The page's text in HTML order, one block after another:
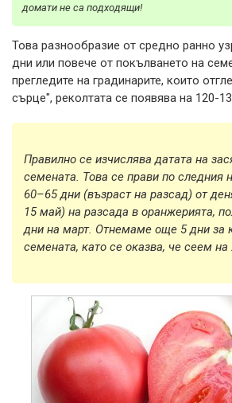
домати не са подходящи!
Това разнообразие от средно ранно
дни или повече от покълването на
прегледите на градинарите, които
сърце", реколтата се появява на 120-
Правилно се изчислява датата на
семената. Това се прави по следния
60–65 дни (възраст на разсад) от
15 май) на разсада в оранжерията,
дни на март. Отнемаме още 5 дни за
семената, като се оказва, че сеем на